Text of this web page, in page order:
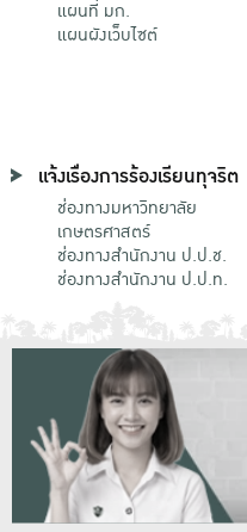
แผนที่ มก.
แผนผังเว็บไซต์
แจ้งเรื่องการร้องเรียนทุจริต
ช่องทางมหาวิทยาลัย
เกษตรศาสตร์
ช่องทางสำนักงาน ป.ป.ช.
ช่องทางสำนักงาน ป.ป.ท.